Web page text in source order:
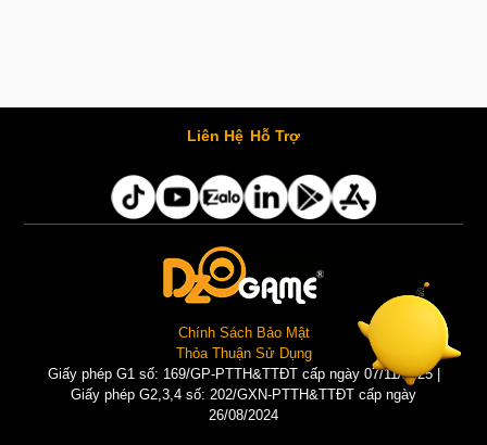
Liên Hệ Hỗ Trợ
Chính Sách Bảo Mật
Thỏa Thuận Sử Dụng
Giấy phép G1 số: 169/GP-PTTH&TTĐT cấp ngày 07/11/2025 |
Giấy phép G2,3,4 số: 202/GXN-PTTH&TTĐT cấp ngày
26/08/2024